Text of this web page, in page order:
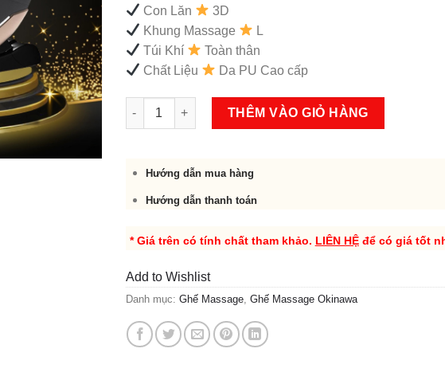
Con Lăn
3D
Khung Massage
L
Túi Khí
Toàn thân
Chất Liệu
Da PU Cao cấp
Ghế Massage Okinawa OS 204 số lượng
THÊM VÀO GIỎ HÀNG
Hướng dẫn mua hàng
Hướng dẫn thanh toán
* Giá trên có tính chất tham khảo. LIÊN HỆđể có giá tốt
Add to Wishlist
Danh mục: Ghế Massage, Ghế Massage Okinawa